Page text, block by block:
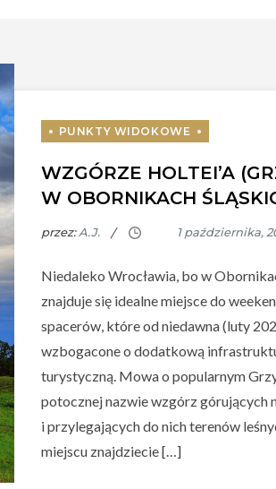
WZGÓRZE HOLTEI’A
W OBORNIKACH
przez:A.J.
Niedaleko Wrocławia, bo w
znajduje się idealne miejsce do
spacerów, które od niedawna (luty
wzbogacone o dodatkową
turystyczną. Mowa o popularnym
potocznej nazwie wzgórz górujących
i przylegających do nich terenów
miejscu znajdziecie […]